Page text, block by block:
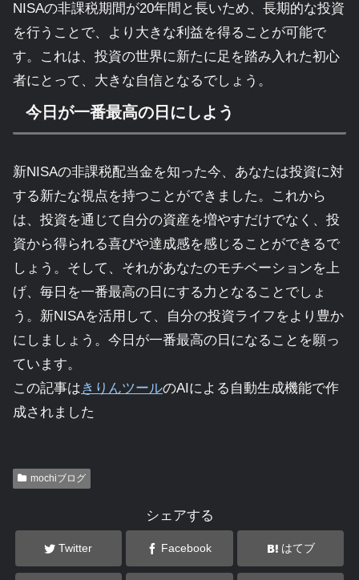
NISAの非課税期間が20年間と長いため、長期的な投資
を行うことで、より大きな利益を得ることが可能で
す。これは、投資の世界に新たに足を踏み入れた初心
者にとって、大きな自信となるでしょう。
今日が一番最高の日にしよう
新NISAの非課税配当金を知った今、あなたは投資に対
する新たな視点を持つことができました。これから
は、投資を通じて自分の資産を増やすだけでなく、投
資から得られる喜びや達成感を感じることができるで
しょう。そして、それがあなたのモチベーションを上
げ、毎日を一番最高の日にする力となることでしょ
う。新NISAを活用して、自分の投資ライフをより豊か
にしましょう。今日が一番最高の日になることを願っ
ています。
この記事はきりんツールのAIによる自動生成機能で作
成されました
mochiブログ
シェアする
Twitter Facebook はてブ